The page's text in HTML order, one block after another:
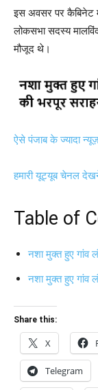
इस अवसर पर कैबिनेट
लोकसभा सदस्य
मौजूद थे।
ऐसे पंजाब के ज्यादा
हमारी यूट्यूब चेनल
Table of
नशा मुक्त हुए गांव
नशा मुक्त हुए गांव
Share this:
X
Telegram